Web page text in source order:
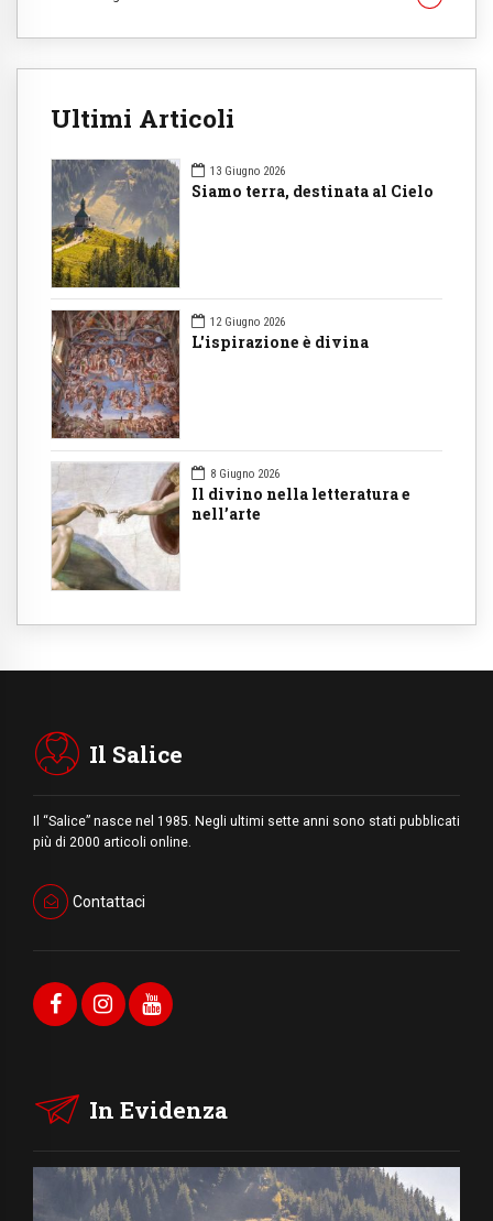
Ultimi Articoli
13 Giugno 2026
Siamo terra, destinata al Cielo
12 Giugno 2026
L'ispirazione è divina
8 Giugno 2026
Il divino nella letteratura e
nell’arte
Il Salice
Il “Salice” nasce nel 1985. Negli ultimi sette anni sono stati pubblicati
più di 2000 articoli online.
Contattaci
In Evidenza